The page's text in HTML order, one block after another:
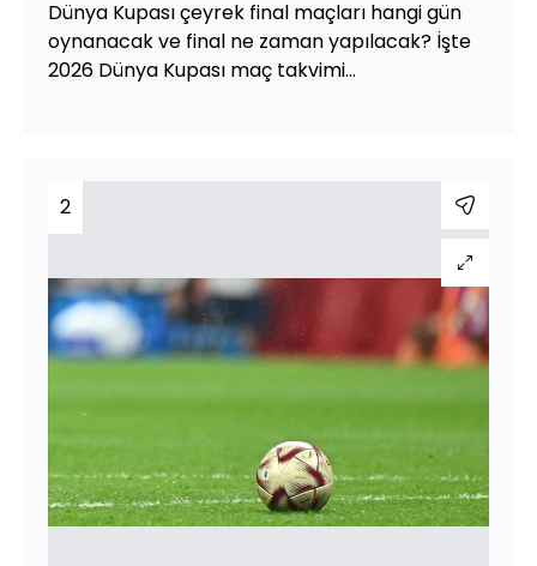
Dünya Kupası çeyrek final maçları hangi gün
oynanacak ve final ne zaman yapılacak? İşte
2026 Dünya Kupası maç takvimi...
2